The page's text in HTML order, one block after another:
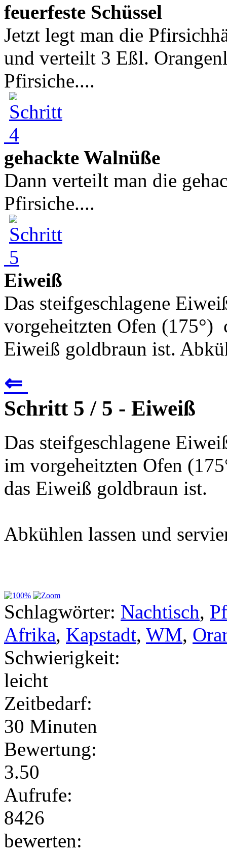
feuerfeste Schüssel
Jetzt legt man die
und verteilt 3 Eßl.
Pfirsiche....
gehackte Walnüße
Dann verteilt man die
Pfirsiche....
Eiweiß
Das steifgeschlagene
vorgeheitzten Ofen (175°)
Eiweiß goldbraun ist.
⇐
Schritt 5 / 5 - Eiweiß
Das steifgeschlagene
im vorgeheitzten Ofen
das Eiweiß goldbraun ist.
Abkühlen lassen und
Schlagwörter: Nachtisch,
Afrika, Kapstadt, WM,
Schwierigkeit:
leicht
Zeitbedarf:
30 Minuten
Bewertung:
3.50
Aufrufe:
8426
bewerten: